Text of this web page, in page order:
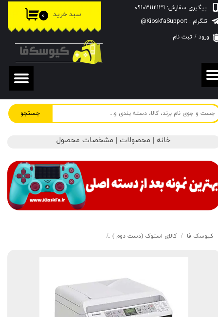
جستجو
پیگیری سفارش: 09103112129
۰ سبد خرید
ورود / ثبت نام
حساب کاربری من
تغییر گذر واژه
سفارشات
خروج از حساب کاربری
تلگرام : KioskfaSupport@
خانه | محصولات | مشخصات محصول
کیوسک‌ فا کالای استوک (دست دوم )